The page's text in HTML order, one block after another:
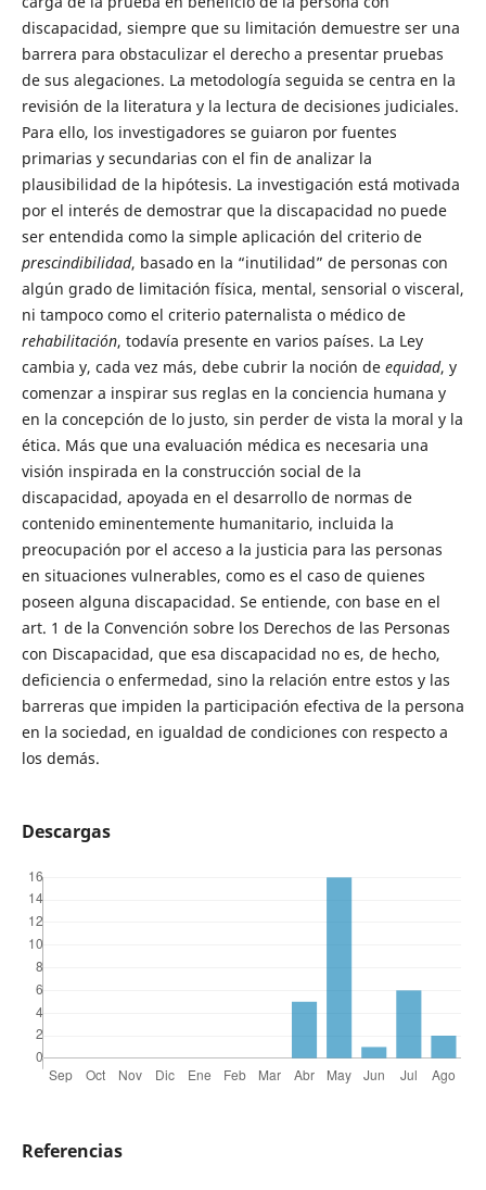
discapacidad, siempre que su limitación demuestre ser una
barrera para obstaculizar el derecho a presentar pruebas
de sus alegaciones. La metodología seguida se centra en la
revisión de la literatura y la lectura de decisiones judiciales.
Para ello, los investigadores se guiaron por fuentes
primarias y secundarias con el fin de analizar la
plausibilidad de la hipótesis. La investigación está motivada
por el interés de demostrar que la discapacidad no puede
ser entendida como la simple aplicación del criterio de
prescindibilidad, basado en la “inutilidad” de personas con
algún grado de limitación física, mental, sensorial o visceral,
ni tampoco como el criterio paternalista o médico de
rehabilitación, todavía presente en varios países. La Ley
cambia y, cada vez más, debe cubrir la noción de equidad, y
comenzar a inspirar sus reglas en la conciencia humana y
en la concepción de lo justo, sin perder de vista la moral y la
ética. Más que una evaluación médica es necesaria una
visión inspirada en la construcción social de la
discapacidad, apoyada en el desarrollo de normas de
contenido eminentemente humanitario, incluida la
preocupación por el acceso a la justicia para las personas
en situaciones vulnerables, como es el caso de quienes
poseen alguna discapacidad. Se entiende, con base en el
art. 1 de la Convención sobre los Derechos de las Personas
con Discapacidad, que esa discapacidad no es, de hecho,
deficiencia o enfermedad, sino la relación entre estos y las
barreras que impiden la participación efectiva de la persona
en la sociedad, en igualdad de condiciones con respecto a
los demás.
Descargas
Referencias